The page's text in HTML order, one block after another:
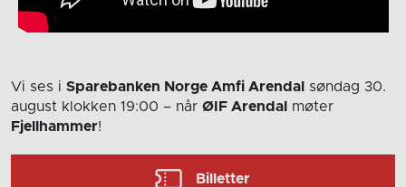
Vi ses i Sparebanken Norge Amfi Arendal
søndag 30.
august klokken 19:00 – når ØIF Arendal
møter
Fjellhammer!
Billetter